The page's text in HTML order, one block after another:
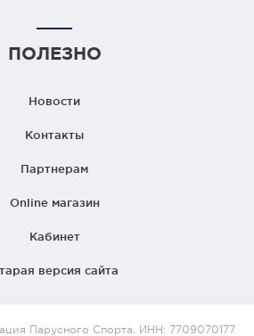
ПОЛЕЗНО
Новости
Контакты
Партнерам
Online магазин
Кабинет
версия сайта
Парусного Спорта. ИНН: 7709070177